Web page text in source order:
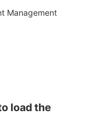
Management
load the